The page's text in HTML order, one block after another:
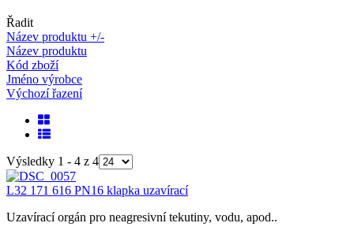
Řadit
Název produktu +/-
Název produktu
Kód zboží
Jméno výrobce
Výchozí řazení
Výsledky 1 - 4 z 4
L32 171 616 PN16 klapka uzavírací
Uzavírací orgán pro neagresivní tekutiny, vodu, apod..